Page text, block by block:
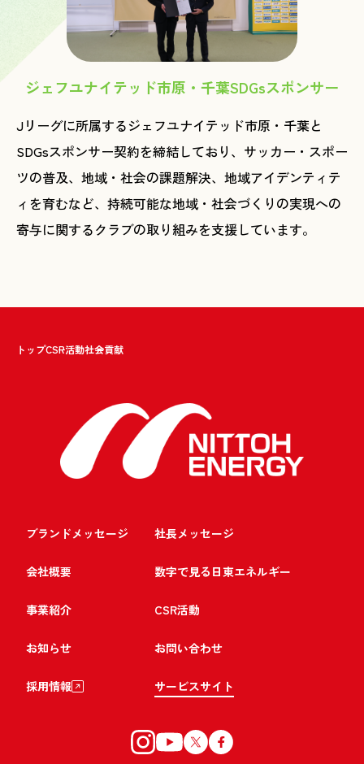
ジェフユナイテッド市原・千葉SDGsスポンサー
Jリーグに所属するジェフユナイテッド市原・千葉と
SDGsスポンサー契約を締結しており、サッカー・スポー
ツの普及、地域・社会の課題解決、地域アイデンティテ
ィを育むなど、持続可能な地域・社会づくりの実現への
寄与に関するクラブの取り組みを支援しています。
トップCSR活動社会貢献
ブランドメッセージ 社長メッセージ
会社概要 数字で見る日東エネルギー
事業紹介 CSR活動
お知らせ お問い合わせ
採用情報 サービスサイト